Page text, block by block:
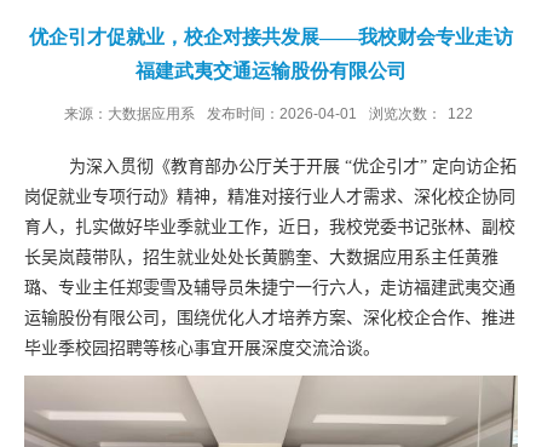
优企引才促就业，校企对接共发展——我校财会专业走访
福建武夷交通运输股份有限公司
来源：大数据应用系 发布时间：2026-04-01 浏览次数： 122
为深入贯彻《教育部办公厅关于开展 “优企引才” 定向访企拓
岗促就业专项行动》精神，精准对接行业人才需求、深化校企协同
育人，扎实做好毕业季就业工作，近日，我校党委书记张林、副校
长吴岚葭带队，招生就业处处长黄鹏奎、大数据应用系主任黄雅
璐、专业主任郑雯雪及辅导员朱捷宁一行六人，走访福建武夷交通
运输股份有限公司，围绕优化人才培养方案、深化校企合作、推进
毕业季校园招聘等核心事宜开展深度交流洽谈。